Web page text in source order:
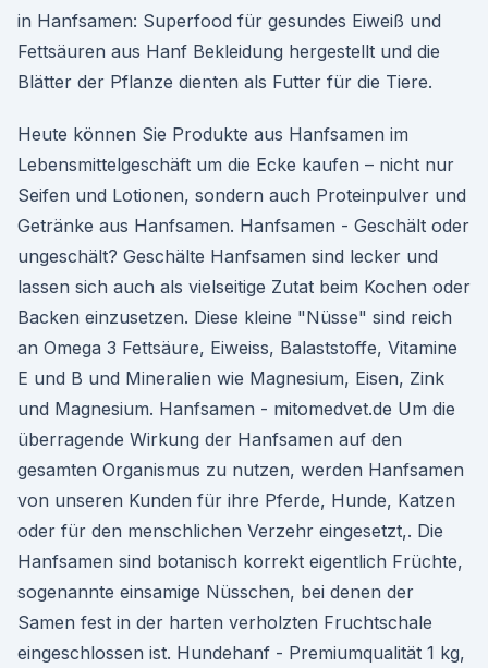
in Hanfsamen: Superfood für gesundes Eiweiß und
Fettsäuren aus Hanf Bekleidung hergestellt und die
Blätter der Pflanze dienten als Futter für die Tiere.
Heute können Sie Produkte aus Hanfsamen im
Lebensmittelgeschäft um die Ecke kaufen – nicht nur
Seifen und Lotionen, sondern auch Proteinpulver und
Getränke aus Hanfsamen. Hanfsamen - Geschält oder
ungeschält? Geschälte Hanfsamen sind lecker und
lassen sich auch als vielseitige Zutat beim Kochen oder
Backen einzusetzen. Diese kleine "Nüsse" sind reich
an Omega 3 Fettsäure, Eiweiss, Balaststoffe, Vitamine
E und B und Mineralien wie Magnesium, Eisen, Zink
und Magnesium. Hanfsamen - mitomedvet.de Um die
überragende Wirkung der Hanfsamen auf den
gesamten Organismus zu nutzen, werden Hanfsamen
von unseren Kunden für ihre Pferde, Hunde, Katzen
oder für den menschlichen Verzehr eingesetzt,. Die
Hanfsamen sind botanisch korrekt eigentlich Früchte,
sogenannte einsamige Nüsschen, bei denen der
Samen fest in der harten verholzten Fruchtschale
eingeschlossen ist. Hundehanf - Premiumqualität 1 kg,